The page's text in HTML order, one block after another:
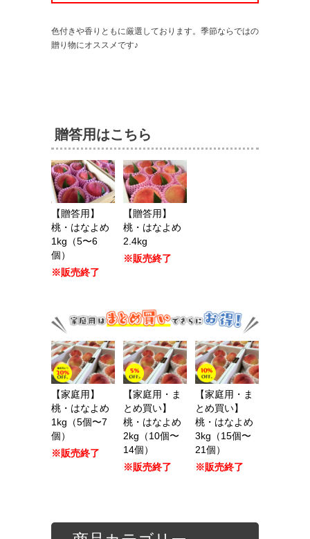
色付きや香りともに厳選しております。季節ならではの
贈り物にオススメです♪
贈答用はこちら
【贈答用】
桃・はなよめ
1kg（5〜6
個）
※販売終了
【贈答用】
桃・はなよめ
2.4kg
※販売終了
【家庭用】
桃・はなよめ
1kg（5個〜7
個）
※販売終了
【家庭用・ま
とめ買い】
桃・はなよめ
2kg（10個〜
14個）
※販売終了
【家庭用・ま
とめ買い】
桃・はなよめ
3kg（15個〜
21個）
※販売終了